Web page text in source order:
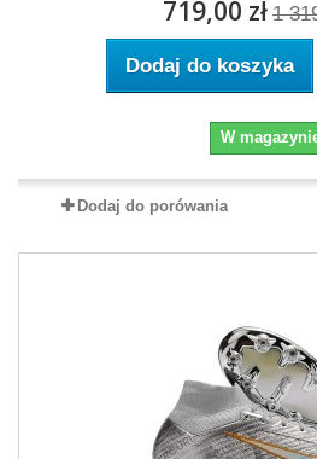
719,00 zł 1
Dodaj do koszyka
W
Dodaj do porówania